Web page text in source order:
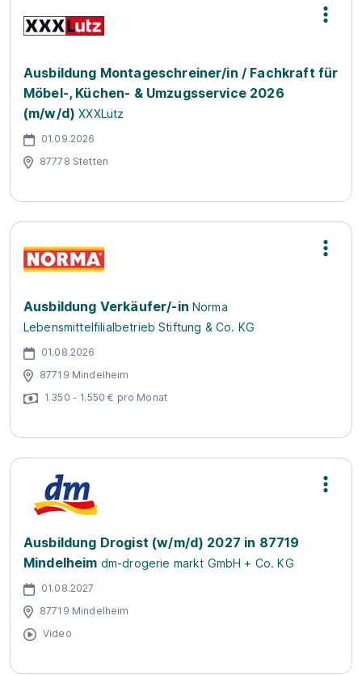
Ausbildung Montageschreiner/in / Fachkraft für
Möbel-, Küchen- & Umzugsservice 2026
(m/w/d) XXXLutz
01.09.2026
87778 Stetten
Ausbildung Verkäufer/-in Norma
Lebensmittelfilialbetrieb Stiftung & Co. KG
01.08.2026
87719 Mindelheim
1.350 - 1.550 € pro Monat
Ausbildung Drogist (w/m/d) 2027 in 87719
Mindelheim dm-drogerie markt GmbH + Co. KG
01.08.2027
87719 Mindelheim
Video